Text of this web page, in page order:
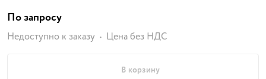
По запросу
Недоступно к заказу Цена без НДС
В корзину